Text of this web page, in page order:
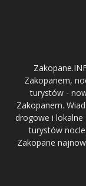
Zakopanem,
turystów -
Zakopanem.
drogowe i
turystów
Zakopane